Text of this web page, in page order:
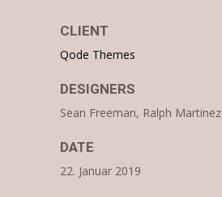
CLIENT
Qode Themes
DESIGNERS
Sean Freeman, Ralph Martinez
DATE
22. Januar 2019